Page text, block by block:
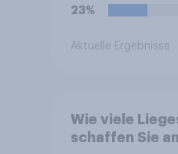
23%
Aktuelle Ergebnisse
Wie viele
schaffen Sie